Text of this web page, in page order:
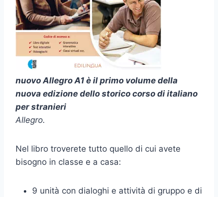
nuovo Allegro A1 è il primo volume della
nuova edizione dello storico corso di italiano
per stranieri
Allegro.
Nel libro troverete tutto quello di cui avete
bisogno in classe e a casa:
9 unità con dialoghi e attività di gruppo e di